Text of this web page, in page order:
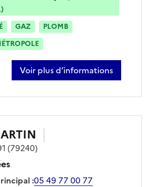
GAZ
PLOMB
Voir plus d’informations
sur pierre thomazo
(79240)
:05 49 77 00 77